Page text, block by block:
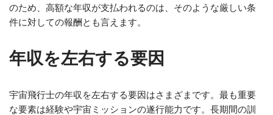
のため、高額な年収が支払われるのは、そのような厳しい条
件に対しての報酬とも言えます。
年収を左右する要因
宇宙飛行士の年収を左右する要因はさまざまです。最も重要
な要素は経験や宇宙ミッションの遂行能力です。長期間の訓